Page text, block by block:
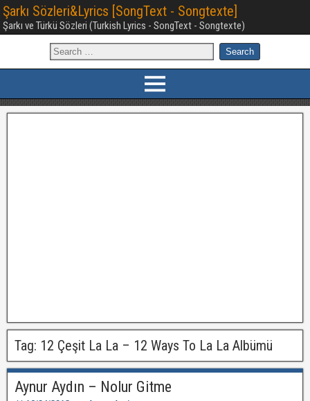
Şarkı Sözleri&Lyrics [SongText - Songtexte]
Şarkı ve Türkü Sözleri (Turkish Lyrics - SongText - Songtexte)
Tag: 12 Çeşit La La – 12 Ways To La La Albümü
Aynur Aydın – Nolur Gitme